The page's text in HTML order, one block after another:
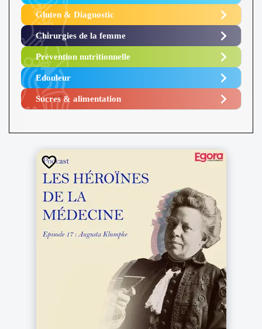
Gluten & Diagnostic
Chirurgies de la femme
Prévention nutritionnelle
Edouleur​
Sucres & alimentation​